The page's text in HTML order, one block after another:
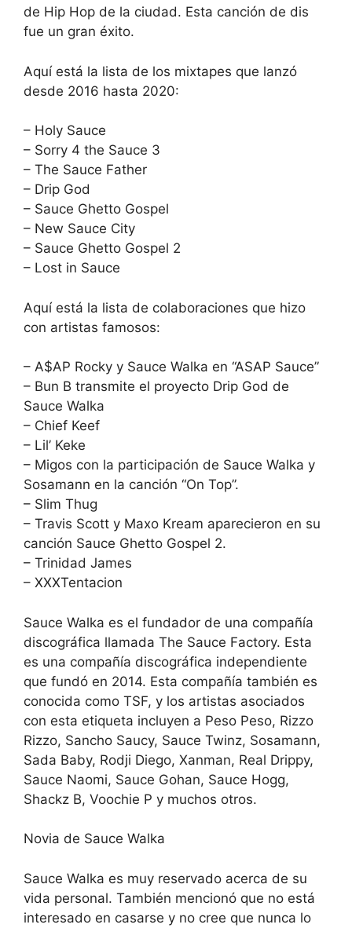
de Hip Hop de la ciudad. Esta canción de dis
fue un gran éxito.
Aquí está la lista de los mixtapes que lanzó
desde 2016 hasta 2020:
– Holy Sauce
– Sorry 4 the Sauce 3
– The Sauce Father
– Drip God
– Sauce Ghetto Gospel
– New Sauce City
– Sauce Ghetto Gospel 2
– Lost in Sauce
Aquí está la lista de colaboraciones que hizo
con artistas famosos:
– A$AP Rocky y Sauce Walka en “ASAP Sauce”
– Bun B transmite el proyecto Drip God de
Sauce Walka
– Chief Keef
– Lil’ Keke
– Migos con la participación de Sauce Walka y
Sosamann en la canción “On Top”.
– Slim Thug
– Travis Scott y Maxo Kream aparecieron en su
canción Sauce Ghetto Gospel 2.
– Trinidad James
– XXXTentacion
Sauce Walka es el fundador de una compañía
discográfica llamada The Sauce Factory. Esta
es una compañía discográfica independiente
que fundó en 2014. Esta compañía también es
conocida como TSF, y los artistas asociados
con esta etiqueta incluyen a Peso Peso, Rizzo
Rizzo, Sancho Saucy, Sauce Twinz, Sosamann,
Sada Baby, Rodji Diego, Xanman, Real Drippy,
Sauce Naomi, Sauce Gohan, Sauce Hogg,
Shackz B, Voochie P y muchos otros.
Novia de Sauce Walka
Sauce Walka es muy reservado acerca de su
vida personal. También mencionó que no está
interesado en casarse y no cree que nunca lo